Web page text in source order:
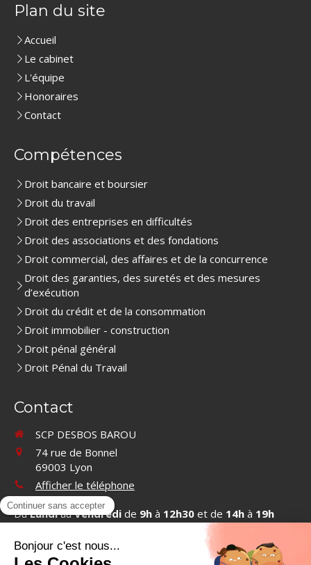
Plan du site
Accueil
Le cabinet
L'équipe
Honoraires
Contact
Compétences
Droit bancaire et boursier
Droit du travail
Droit des entreprises en difficultés
Droit des associations et des fondations
Droit commercial, des affaires et de la concurrence
Droit des garanties, des suretés et des mesures
d’exécution
Droit du crédit et de la consommation
Droit immobilier - construction
Droit pénal général
Droit Pénal du Travail
Contact
SCP DESBOS BAROU
74 rue de Bonnel
69003 Lyon
Afficher le téléphone
DuLundiauVendredi de 9h à 12h30 et de 14h à 19h
Contacter SCP DESBOS BAROU